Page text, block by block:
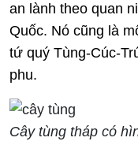
an lành theo quan
Quốc. Nó cũng là
tứ quý Tùng-Cúc-
phu.
Cây tùng tháp có